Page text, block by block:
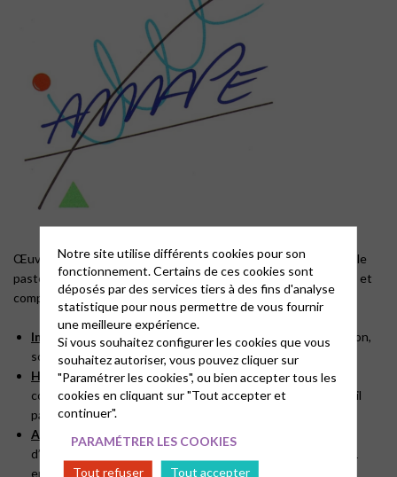
Œuvre fondée en 1841 pour accueillir des filles orphelines par le
pasteur MAZADE, à Livron, l’AMAPE gère à ce jour7 activités
, et
compte près de135 salariés.
Internats de Crest et Loriol :
24 enfants sur chaque maison,
soit 48 au total.
Hébergements diversifiés :12 enfants sont suivis hors du
collectif (appartement, famille d’accueil, famille relais, accueil
paysan,…)
Accueil d’urgence :15 enfants sont accueillis sur la maison
d’accueil de La Laupie, 5 tout petits en famille d’accueil, et 1
enfant à l’extérieur (accueil paysan).
Notre site utilise différents cookies pour son
fonctionnement. Certains de ces cookies sont
déposés par des services tiers à des fins d'analyse
statistique pour nous permettre de vous fournir
une meilleure expérience.
Si vous souhaitez configurer les cookies que vous
souhaitez autoriser, vous pouvez cliquer sur
"Paramétrer les cookies", ou bien accepter tous les
cookies en cliquant sur "Tout accepter et
continuer".
PARAMÉTRER LES COOKIES
Tout refuser
Tout accepter